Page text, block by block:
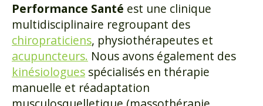
Performance Santé est une clinique
multidisciplinaire regroupant des
chiropraticiens, physiothérapeutes et
acupuncteurs. Nous avons également des
kinésiologues spécialisés en thérapie
manuelle et réadaptation